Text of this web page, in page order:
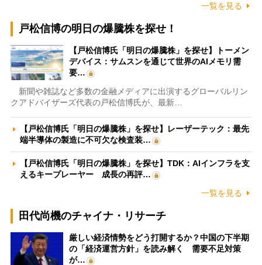
一覧を見る
戸松信博の明日の爆騰株を探せ！
【戸松信博氏「明日の爆騰株」を探せ】トーメン
デバイス：サムスンを通じて世界のAIメモリ需
要…
新聞や雑誌など多数の金融メディアに出演するグローバルリン
クアドバイザーズ代表の戸松信博氏が、最新…
【戸松信博氏「明日の爆騰株」を探せ】レーザーテック：最先
端半導体の製造に不可欠な検査装…
【戸松信博氏「明日の爆騰株」を探せ】TDK：AIインフラを支
えるキープレーヤー 成長の再評…
一覧を見る
田代尚機のチャイナ・リサーチ
厳しい経済情勢をどう打開するか？中国の下半期
の「経済運営方針」を読み解く 需要不足対策
が…